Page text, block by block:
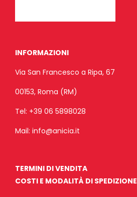
INFORMAZIONI
Via San Francesco a Ripa, 67
00153, Roma (RM)
Tel: +39 06 5898028
Mail: info@anicia.it
TERMINI DI VENDITA
COSTI E MODALITÀ DI SPEDIZIONE